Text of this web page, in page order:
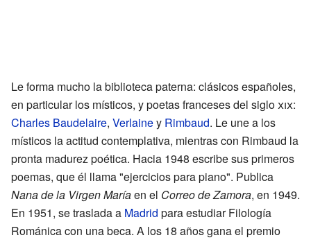
Le forma mucho la biblioteca paterna: clásicos españoles,
en particular los místicos, y poetas franceses del sigloxix:
Charles Baudelaire, Verlainey Rimbaud. Le une a los
místicos la actitud contemplativa, mientras con Rimbaud la
pronta madurez poética. Hacia 1948 escribe sus primeros
poemas, que él llama "ejercicios para piano". Publica
Nana de la Virgen Maríaen el Correo de Zamora, en 1949.
En 1951, se traslada a Madrid para estudiar Filología
Románica con una beca. A los 18 años gana el premio